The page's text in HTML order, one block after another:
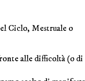
Ciclo, Mestruale o
alle difficoltà (o di